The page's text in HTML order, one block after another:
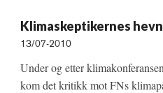
Klimaskeptikernes
13/07-2010
Under og etter
kom det kritikk mot FNs